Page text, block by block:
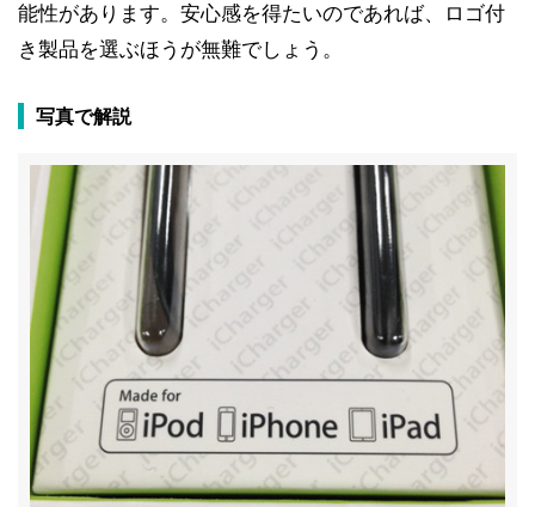
能性があります。安心感を得たいのであれば、ロゴ付
き製品を選ぶほうが無難でしょう。
写真で解説